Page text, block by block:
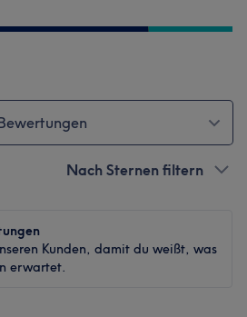
Nach Sternen filtern
Kunden, damit du weißt, was
erwartet.